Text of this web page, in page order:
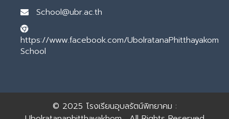
School@ubr.ac.th
https://www.facebook.com/UbolratanaPhitthayakom
School
© 2025 โรงเรียนอุบลรัตน์พิทยาคม :